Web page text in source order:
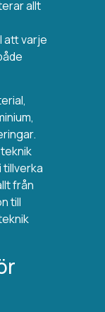
allt
att varje
från
till